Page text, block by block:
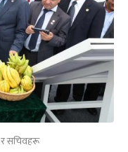
र सचिवहरू